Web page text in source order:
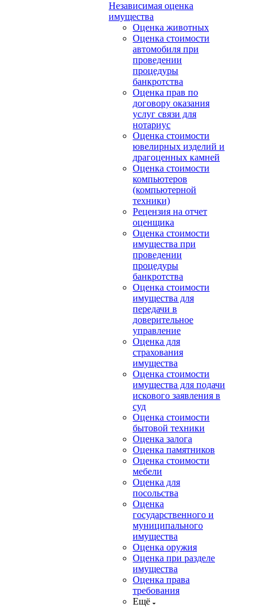
Независимая оценка
имущества
Оценка животных
Оценка стоимости
автомобиля при
проведении
процедуры
банкротства
Оценка прав по
договору оказания
услуг связи для
нотариус
Оценка стоимости
ювелирных изделий и
драгоценных камней
Оценка стоимости
компьютеров
(компьютерной
техники)
Рецензия на отчет
оценщика
Оценка стоимости
имущества при
проведении
процедуры
банкротства
Оценка стоимости
имущества для
передачи в
доверительное
управление
Оценка для
страхования
имущества
Оценка стоимости
имущества для подачи
искового заявления в
суд
Оценка стоимости
бытовой техники
Оценка залога
Оценка памятников
Оценка стоимости
мебели
Оценка для
посольства
Оценка
государственного и
муниципального
имущества
Оценка оружия
Оценка при разделе
имущества
Оценка права
требования
Ещё